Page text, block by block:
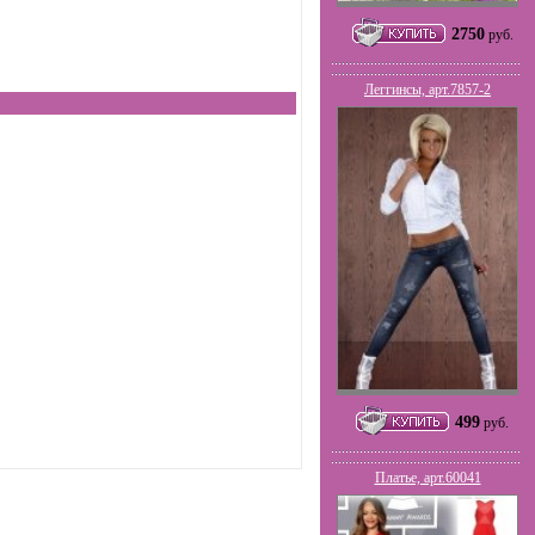
2750 руб.
Леггинсы, арт.7857-2
499 руб.
Платье, арт.60041